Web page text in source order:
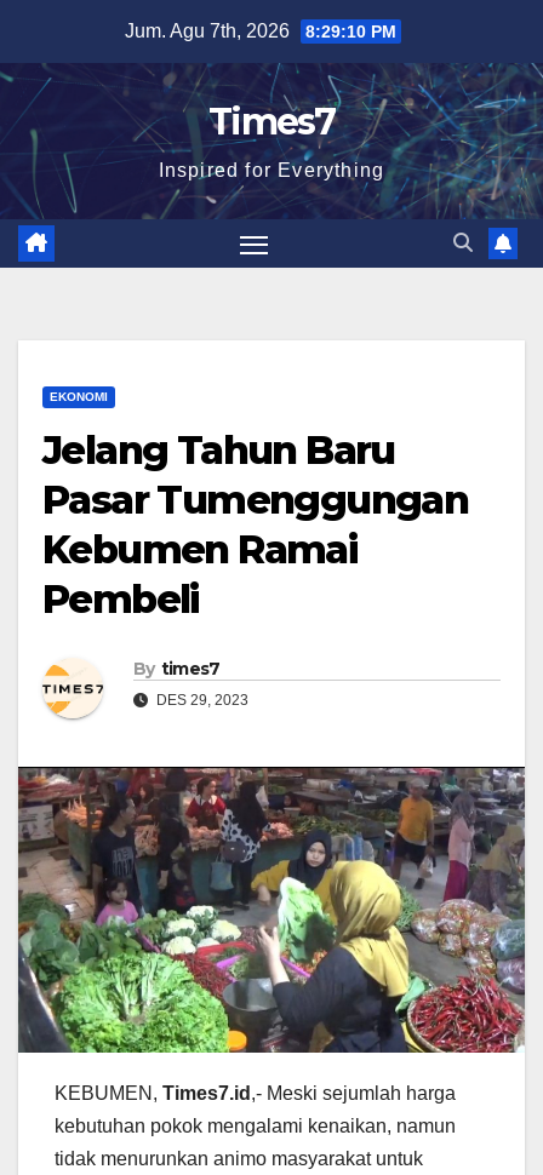
content
Jum. Agu 7th, 2026 8:29:11 PM
Times7
Inspired for Everything
EKONOMI
Jelang Tahun Baru
Pasar Tumenggungan
Kebumen Ramai
Pembeli
By times7
DES 29, 2023
KEBUMEN, Times7.id ,- Meski sejumlah harga
kebutuhan pokok mengalami kenaikan, namun
tidak menurunkan animo masyarakat untuk